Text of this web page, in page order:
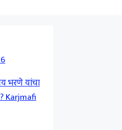
भरणे यांचा
Karjmafi